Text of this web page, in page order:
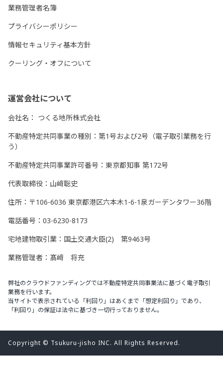
業務管理者名簿
プライバシーポリシー
情報セキュリティ基本方針
クーリング・オフについて
運営会社について
会社名： つくる地所株式会社
不動産特定共同事業の種別：第1号および2号（電子取引業務を行
う）
不動産特定共同事業許可番号：東京都知事 第172号
代表取締役：山﨑聡史
住所：〒106-6036 東京都港区六本木1-6-1泉ガーデンタワー36階
電話番号：03-6230-8173
宅地建物取引業：国土交通大臣(2) 第9463号
業務管理者：髙﨑 将充
弊社のクラウドファンディングでは不動産特定共同事業法に基づく電子取引
業務を行います。
当サイトで表示されている「利回り」はあくまで「想定利回り」であり、
「利回り」の保証は法令に基づき一切行っておりません。
Copyright © Tsukuru-jisho INC. All Rights Reserved.